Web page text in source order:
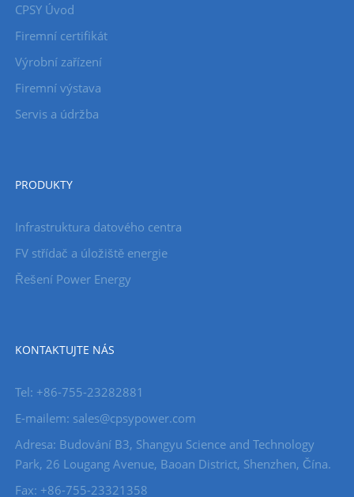
CPSY Úvod
Firemní certifikát
Výrobní zařízení
Firemní výstava
Servis a údržba
PRODUKTY
Infrastruktura datového centra
FV střídač a úložiště energie
Řešení Power Energy
KONTAKTUJTE NÁS
Tel: +86-755-23282881
E-mailem: sales@cpsypower.com
Adresa: Budování B3, Shangyu Science and Technology
Park, 26 Lougang Avenue, Baoan District, Shenzhen, Čína.
Fax: +86-755-23321358